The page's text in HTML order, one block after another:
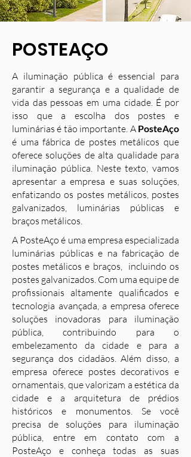
POSTEAÇO
A iluminação pública é essencial para
garantir a segurança e a qualidade de
vida das pessoas em uma cidade. É por
isso que a escolha dos postes e
luminárias é tão importante. A PosteAço
é uma fábrica de postes metálicos que
oferece soluções de alta qualidade para
iluminação pública. Neste texto, vamos
apresentar a empresa e suas soluções,
enfatizando os postes metálicos, postes
galvanizados, luminárias públicas e
braços metálicos.
A PosteAço é uma empresa especializada
luminárias públicas e na fabricação de
postes metálicos e braços, incluindo os
postes galvanizados. Com uma equipe de
profissionais altamente qualificados e
tecnologia avançada, a empresa oferece
soluções inovadoras para iluminação
pública, contribuindo para o
embelezamento da cidade e para a
segurança dos cidadãos. Além disso, a
empresa oferece postes decorativos e
ornamentais, que valorizam a estética da
cidade e a arquitetura de prédios
históricos e monumentos. Se você
precisa de soluções para iluminação
pública, entre em contato com a
PosteAço e conheça todas as suas